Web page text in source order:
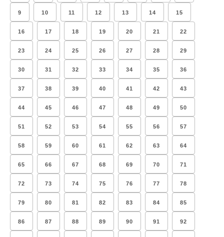
9 10 11 12 13 14 15
16 17 18 19 20 21 22
23 24 25 26 27 28 29
30 31 32 33 34 35 36
37 38 39 40 41 42 43
44 45 46 47 48 49 50
51 52 53 54 55 56 57
58 59 60 61 62 63 64
65 66 67 68 69 70 71
72 73 74 75 76 77 78
79 80 81 82 83 84 85
86 87 88 89 90 91 92